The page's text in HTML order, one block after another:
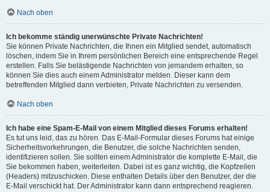
Nach oben
Ich bekomme ständig unerwünschte Private Nachrichten!
Sie können Private Nachrichten, die Ihnen ein Mitglied sendet, automatisch
löschen, indem Sie in Ihrem persönlichen Bereich eine entsprechende Regel
erstellen. Falls Sie belästigende Nachrichten von jemandem erhalten, so
können Sie dies auch einem Administrator melden. Dieser kann dem
betreffenden Mitglied dann verbieten, Private Nachrichten zu versenden.
Nach oben
Ich habe eine Spam-E-Mail von einem Mitglied dieses Forums erhalten!
Es tut uns leid, das zu hören. Das E-Mail-Formular dieses Forums hat einige
Sicherheitsvorkehrungen, die Benutzer, die solche Nachrichten senden,
identifizieren sollen. Sie sollten einem Administrator die komplette E-Mail, die
Sie bekommen haben, weiterleiten. Dabei ist es ganz wichtig, die Kopfzeilen
(Headers) mitzuschicken. Diese enthalten Details über den Benutzer, der die
E-Mail verschickt hat. Der Administrator kann dann entsprechend reagieren.